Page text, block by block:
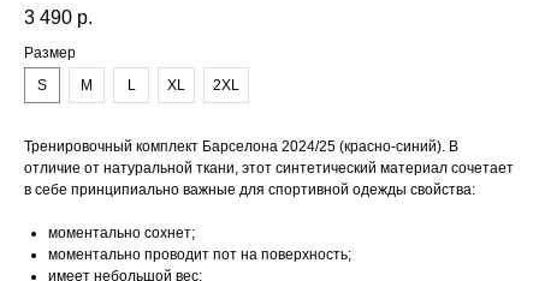
3 490 р.
Размер
S
M L XL 2XL
Тренировочный комплект Барселона 2024/25 (красно-синий). В
отличие от натуральной ткани, этот синтетический материал сочетает
в себе принципиально важные для спортивной одежды свойства:
моментально сохнет;
моментально проводит пот на поверхность;
имеет небольшой вес;